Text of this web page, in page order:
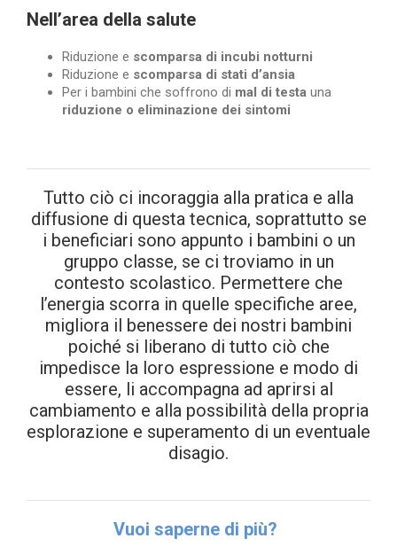
Nell’area della salute
Riduzione e scomparsa di incubi notturni
Riduzione e scomparsa di stati d’ansia
Per i bambini che soffrono di mal di testa una
riduzione o eliminazione dei sintomi
Tutto ciò ci incoraggia alla pratica e alla
diffusione di questa tecnica, soprattutto se
i beneficiari sono appunto i bambini o un
gruppo classe, se ci troviamo in un
contesto scolastico. Permettere che
l’energia scorra in quelle specifiche aree,
migliora il benessere dei nostri bambini
poiché si liberano di tutto ciò che
impedisce la loro espressione e modo di
essere, li accompagna ad aprirsi al
cambiamento e alla possibilità della propria
esplorazione e superamento di un eventuale
disagio.
Vuoi saperne di più?